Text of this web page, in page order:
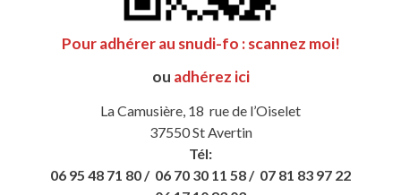
Pour adhérer au snudi-fo : scannez moi!
ou adhérez ici
La Camusière, 18 rue de l’Oiselet
37550 St Avertin
Tél:
06 95 48 71 80 / 06 70 30 11 58 / 07 81 83 97 22